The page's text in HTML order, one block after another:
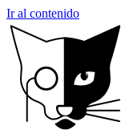
Ir al contenido